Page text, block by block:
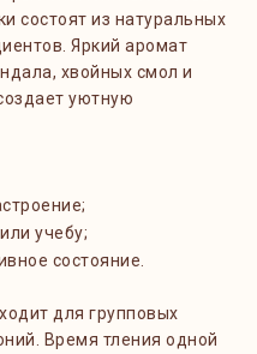
состоят из натуральных
Яркий аромат
хвойных смол и
уютную
учебу;
состояние.
для групповых
Время тления одной